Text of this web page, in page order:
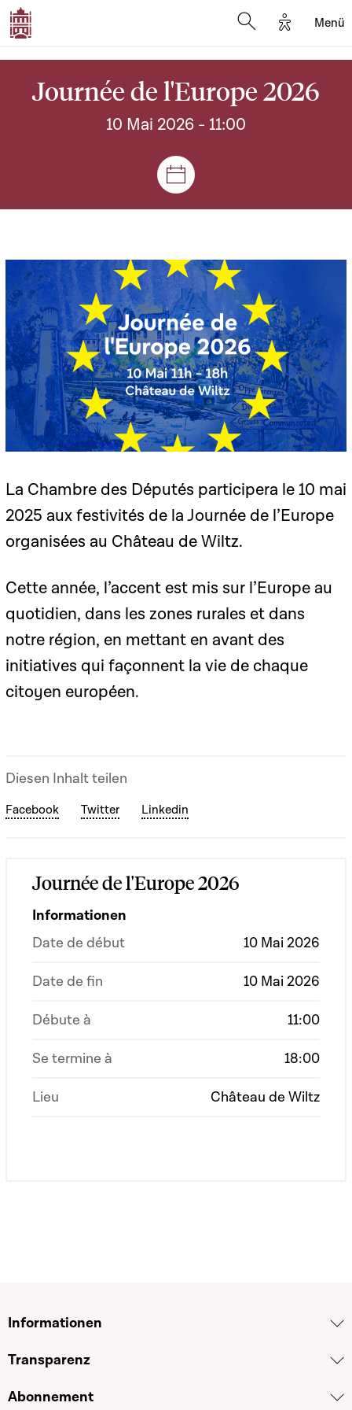
Options
Menü
Journée de l'Europe 2026
10 Mai 2026 - 11:00
Plenar- und
La Chambre des Députés participera le 10 mai
2025 aux festivités de la Journée de l’Europe
organisées au Château de Wiltz.
Cette année, l’accent est mis sur l’Europe au
quotidien, dans les zones rurales et dans
notre région, en mettant en avant des
initiatives qui façonnent la vie de chaque
citoyen européen.
Diesen Inhalt teilen
Facebook Twitter Linkedin
Journée de l'Europe 2026
Informationen
Date de début
10 Mai 2026
Date de fin 10 Mai 2026
Débute à 11:00
Se termine à 18:00
Lieu Château de Wiltz
Informationen
Transparenz
Abonnement